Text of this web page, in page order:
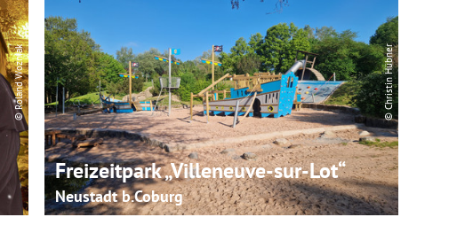
© Roland Wozniak
Freizeitpark „Villeneuve-sur-Lot“
Neustadt b.Coburg
© Christin Hübner